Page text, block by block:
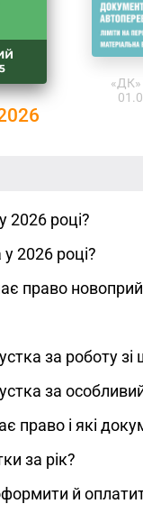
«ДК»
2026 році?
2026 році?
право
за роботу
за
право і які
за рік?
й